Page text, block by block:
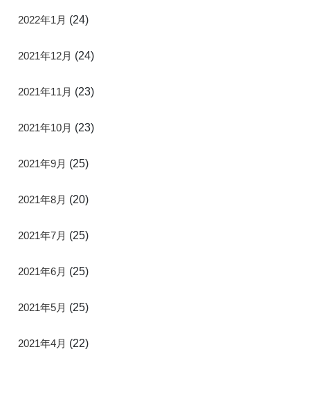
2022年1月 (24)
2021年12月 (24)
2021年11月 (23)
2021年10月 (23)
2021年9月 (25)
2021年8月 (20)
2021年7月 (25)
2021年6月 (25)
2021年5月 (25)
2021年4月 (22)